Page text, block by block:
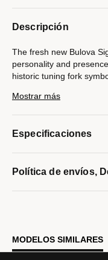
Descripción
The fresh new Bulova
personality and
historic tuning fork
Mostrar más
Especificaciones
Política de envíos,
MODELOS SIMILARES